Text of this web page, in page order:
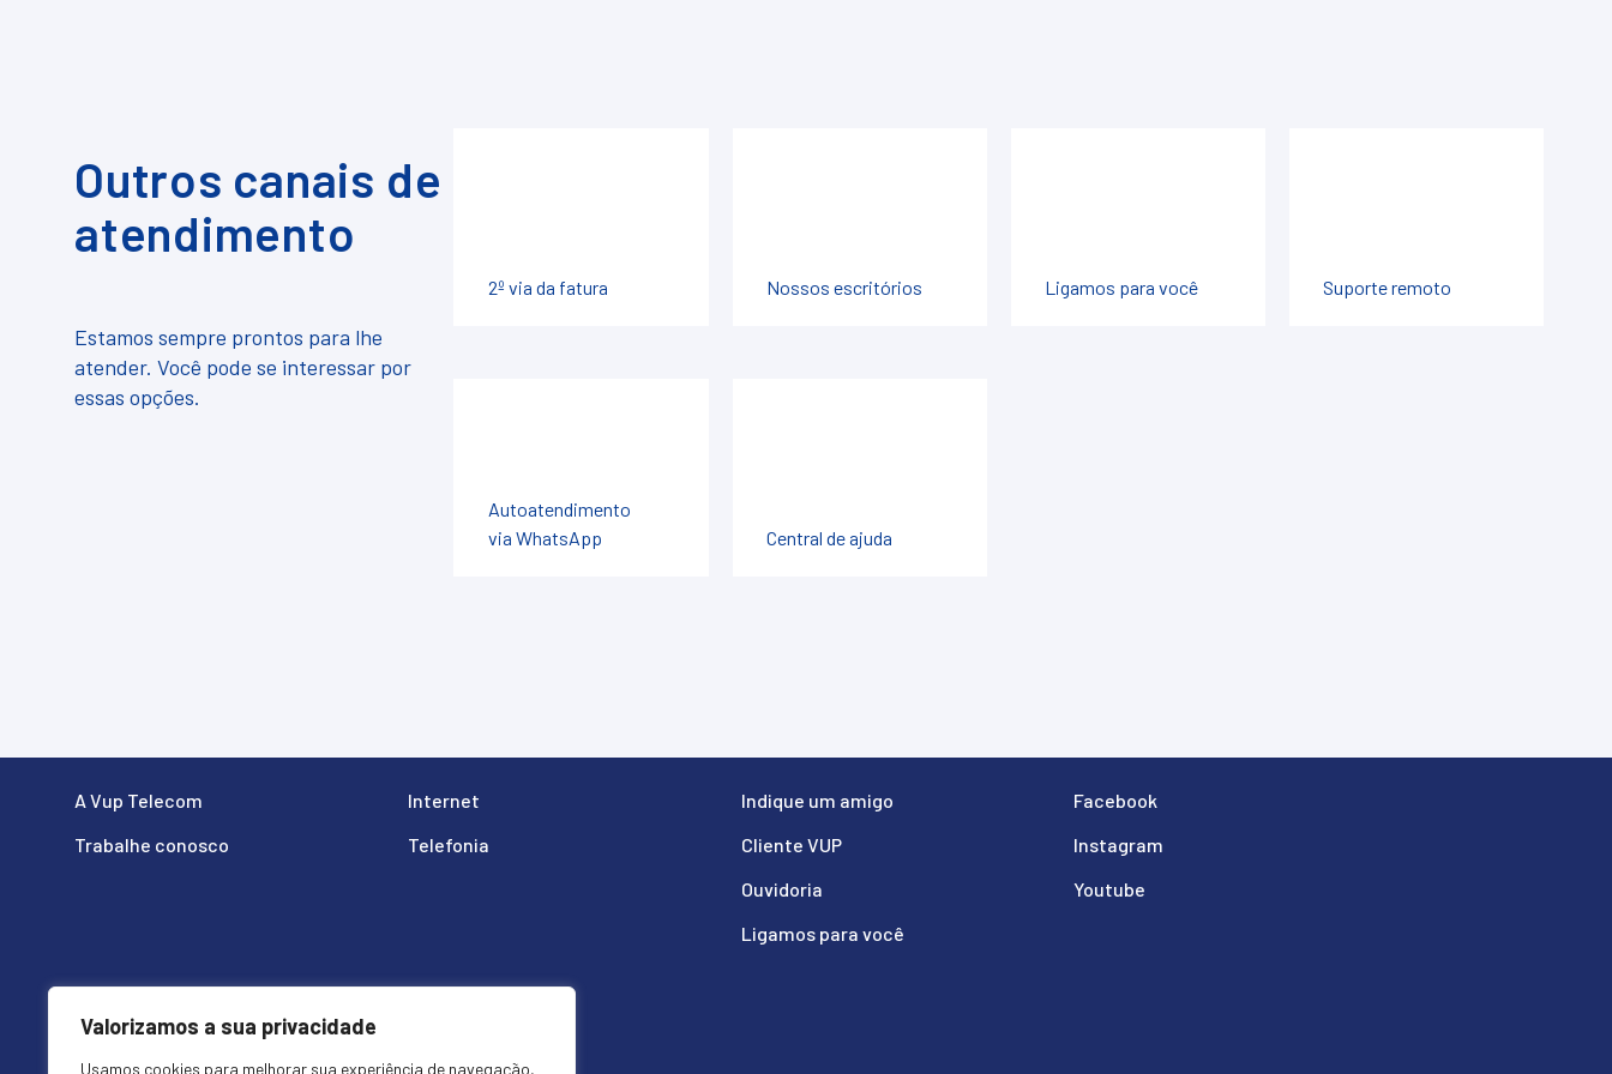
Valorizamos a sua privacidade
Usamos cookies para melhorar sua experiência de navegação,
Outros canais de
atendimento
Estamos sempre prontos para lhe
atender. Você pode se interessar por
essas opções.
2º via da fatura Nossos escritórios Ligamos para você Suporte remoto
Autoatendimento
via WhatsApp
Central de ajuda
A Vup Telecom
Trabalhe conosco
Internet
Telefonia
Indique um amigo
Cliente VUP
Ouvidoria
Ligamos para você
Facebook
Instagram
Youtube